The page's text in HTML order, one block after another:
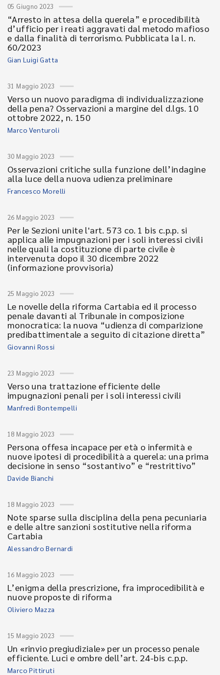
05 Giugno 2023
“Arresto in attesa della querela” e procedibilità
d’ufficio per i reati aggravati dal metodo mafioso
e dalla finalità di terrorismo. Pubblicata la l. n.
60/2023
Gian Luigi Gatta
31 Maggio 2023
Verso un nuovo paradigma di individualizzazione
della pena? Osservazioni a margine del d.lgs. 10
ottobre 2022, n. 150
Marco Venturoli
30 Maggio 2023
Osservazioni critiche sulla funzione dell’indagine
alla luce della nuova udienza preliminare
Francesco Morelli
26 Maggio 2023
Per le Sezioni unite l'art. 573 co. 1 bis c.p.p. si
applica alle impugnazioni per i soli interessi civili
nelle quali la costituzione di parte civile è
intervenuta dopo il 30 dicembre 2022
(informazione provvisoria)
25 Maggio 2023
Le novelle della riforma Cartabia ed il processo
penale davanti al Tribunale in composizione
monocratica: la nuova “udienza di comparizione
predibattimentale a seguito di citazione diretta”
Giovanni Rossi
23 Maggio 2023
Verso una trattazione efficiente delle
impugnazioni penali per i soli interessi civili
Manfredi Bontempelli
18 Maggio 2023
Persona offesa incapace per età o infermità e
nuove ipotesi di procedibilità a querela: una prima
decisione in senso “sostantivo” e “restrittivo”
Davide Bianchi
18 Maggio 2023
Note sparse sulla disciplina della pena pecuniaria
e delle altre sanzioni sostitutive nella riforma
Cartabia
Alessandro Bernardi
16 Maggio 2023
L’enigma della prescrizione, fra improcedibilità e
nuove proposte di riforma
Oliviero Mazza
15 Maggio 2023
Un «rinvio pregiudiziale» per un processo penale
efficiente. Luci e ombre dell’art. 24-bis c.p.p.
Marco Pittiruti